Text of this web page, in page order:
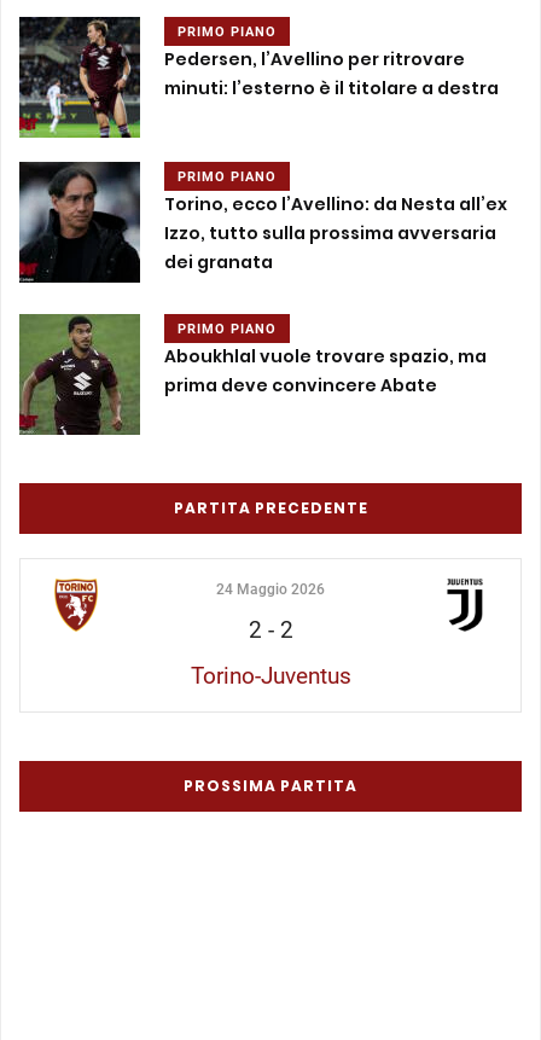
PRIMO PIANO
Pedersen, l’Avellino per ritrovare
minuti: l’esterno è il titolare a destra
PRIMO PIANO
Torino, ecco l’Avellino: da Nesta all’ex
Izzo, tutto sulla prossima avversaria
dei granata
PRIMO PIANO
Aboukhlal vuole trovare spazio, ma
prima deve convincere Abate
PARTITA PRECEDENTE
24 Maggio 2026
2 - 2
Torino-Juventus
PROSSIMA PARTITA